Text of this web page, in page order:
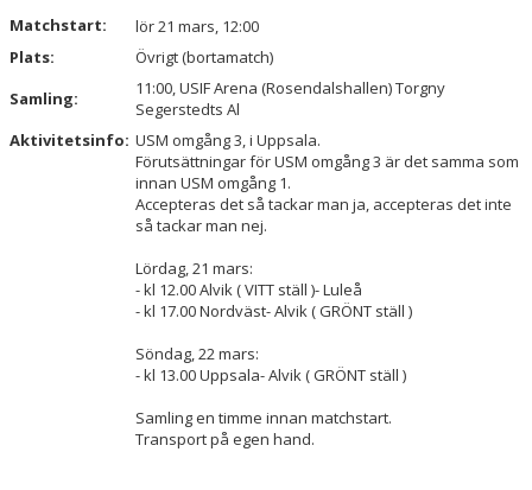
Matchstart:
lör 21 mars, 12:00
Plats:
Övrigt (bortamatch)
Samling:
11:00, USIF Arena (Rosendalshallen) Torgny
Segerstedts Al
Aktivitetsinfo: USM omgång 3, i Uppsala.
Förutsättningar för USM omgång 3 är det samma som
innan USM omgång 1.
Accepteras det så tackar man ja, accepteras det inte
så tackar man nej.
Lördag, 21 mars:
- kl 12.00 Alvik ( VITT ställ )- Luleå
- kl 17.00 Nordväst- Alvik ( GRÖNT ställ )
Söndag, 22 mars:
- kl 13.00 Uppsala- Alvik ( GRÖNT ställ )
Samling en timme innan matchstart.
Transport på egen hand.